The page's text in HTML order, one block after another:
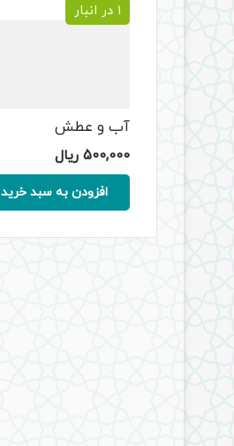
1 در انبار
آب و عطش
500,000 ریال
افزودن به سبد خرید